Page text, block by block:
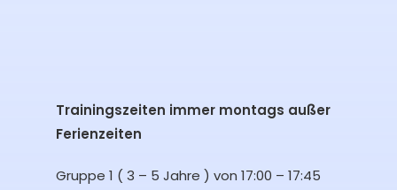
Trainingszeiten immer montags außer
Ferienzeiten
Gruppe 1 ( 3 – 5 Jahre ) von 17:00 – 17:45